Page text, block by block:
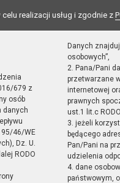
realizacji usług i zgodnie z
679 z
osób
danych
46/WE
Dz. U.
RODO
Danych
osobowych”,
2. Pana/Pani
przetwarzane
internetowej
prawnych
ust.1 lit.c
3. jeżeli
będącego
Pan/Pani na
udzielenia
4. dane
państwowym,